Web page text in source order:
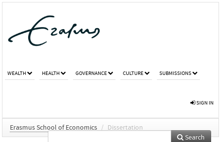
WEALTH HEALTH GOVERNANCE CULTURE SUBMISSIONS
SIGN IN
Erasmus School of Economics / Dissertation
Search